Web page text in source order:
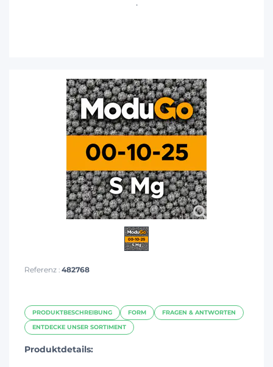
.
Referenz : 482768
PRODUKTBESCHREIBUNG FORM FRAGEN & ANTWORTEN
ENTDECKE UNSER SORTIMENT
Produktdetails: